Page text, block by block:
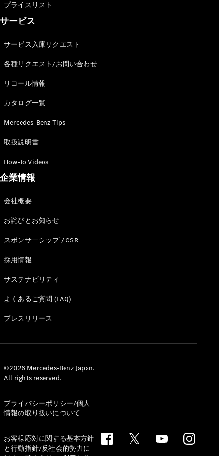
プライスリスト
サービス
サービス入庫リクエスト
各種リクエスト/お問い合わせ
リコール情報
カタログ一覧
Mercedes-Benz Tips
取扱説明書
How-to Videos
企業情報
会社概要
お詫びとお知らせ
スポンサーシップ / CSR
採用情報
サステナビリティ
よくあるご質問 (FAQ)
プレスリリース
©2026 Mercedes-Benz Japan.
All rights reserved.
プライバシーポリシー/個人
情報の取り扱いについて
お客様応対に関する基本方針
と行動指針/反社会的勢力に